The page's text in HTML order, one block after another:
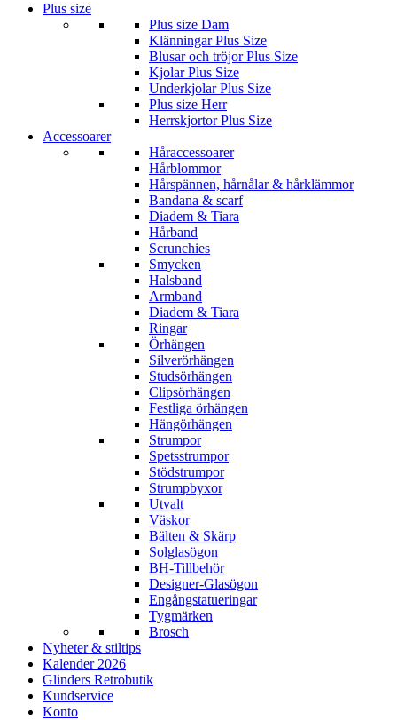
Plus size
Plus size Dam
Klänningar Plus Size
Blusar och tröjor Plus Size
Kjolar Plus Size
Underkjolar Plus Size
Plus size Herr
Herrskjortor Plus Size
Accessoarer
Håraccessoarer
Hårblommor
Hårspännen, hårnålar & hårklämmor
Bandana & scarf
Diadem & Tiara
Hårband
Scrunchies
Smycken
Halsband
Armband
Diadem & Tiara
Ringar
Örhängen
Silverörhängen
Studsörhängen
Clipsörhängen
Festliga örhängen
Hängörhängen
Strumpor
Spetsstrumpor
Stödstrumpor
Strumpbyxor
Utvalt
Väskor
Bälten & Skärp
Solglasögon
BH-Tillbehör
Designer-Glasögon
Engångstatueringar
Tygmärken
Brosch
Nyheter & stiltips
Kalender 2026
Glinders Retrobutik
Kundservice
Konto